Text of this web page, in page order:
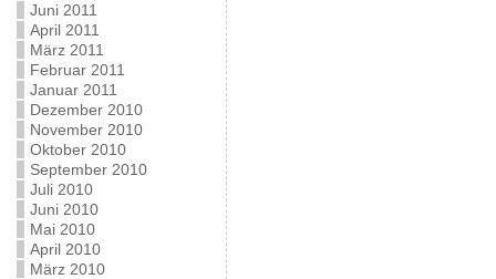
Juni 2011
April 2011
März 2011
Februar 2011
Januar 2011
Dezember 2010
November 2010
Oktober 2010
September 2010
Juli 2010
Juni 2010
Mai 2010
April 2010
März 2010